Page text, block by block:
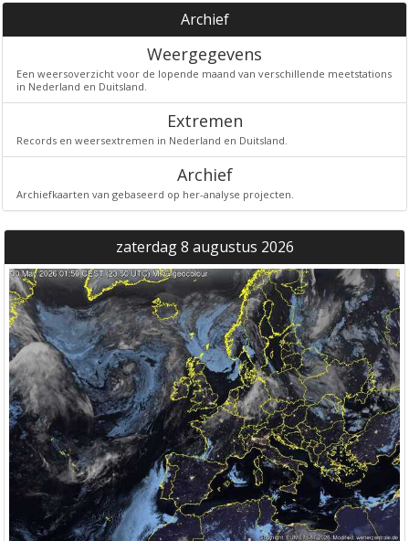
Archief
Weergegevens
Een weersoverzicht voor de lopende maand van verschillende meetstations
in Nederland en Duitsland.
Extremen
Records en weersextremen in Nederland en Duitsland.
Archief
Archiefkaarten van gebaseerd op her-analyse projecten.
zaterdag 8 augustus 2026